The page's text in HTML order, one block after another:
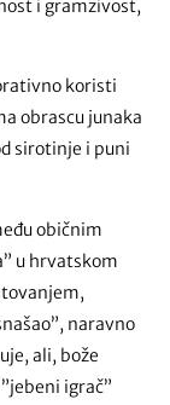
i gramzivost,
koristi
obrascu junaka
sirotinje i puni
običnim
u hrvatskom
naravno
ali, bože
igrač”